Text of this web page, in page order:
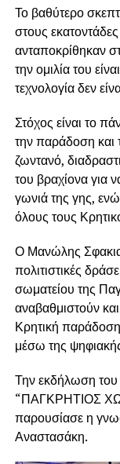
Το βαθύτερο
στους
ανταποκρίθηκαν
την ομιλία του
τεχνολογία δεν
Στόχος είναι το
την παράδοση και
ζωντανό,
του βραχίονα για
γωνιά της γης,
όλους τους
Ο Μανώλης
πολιτιστικές
σωματείου της
αναβαθμιστούν
Κρητική
μέσω της
Την εκδήλωση
“ΠΑΓΚΡΗΤΙΟΣ
παρουσίασε η
Αναστασάκη.